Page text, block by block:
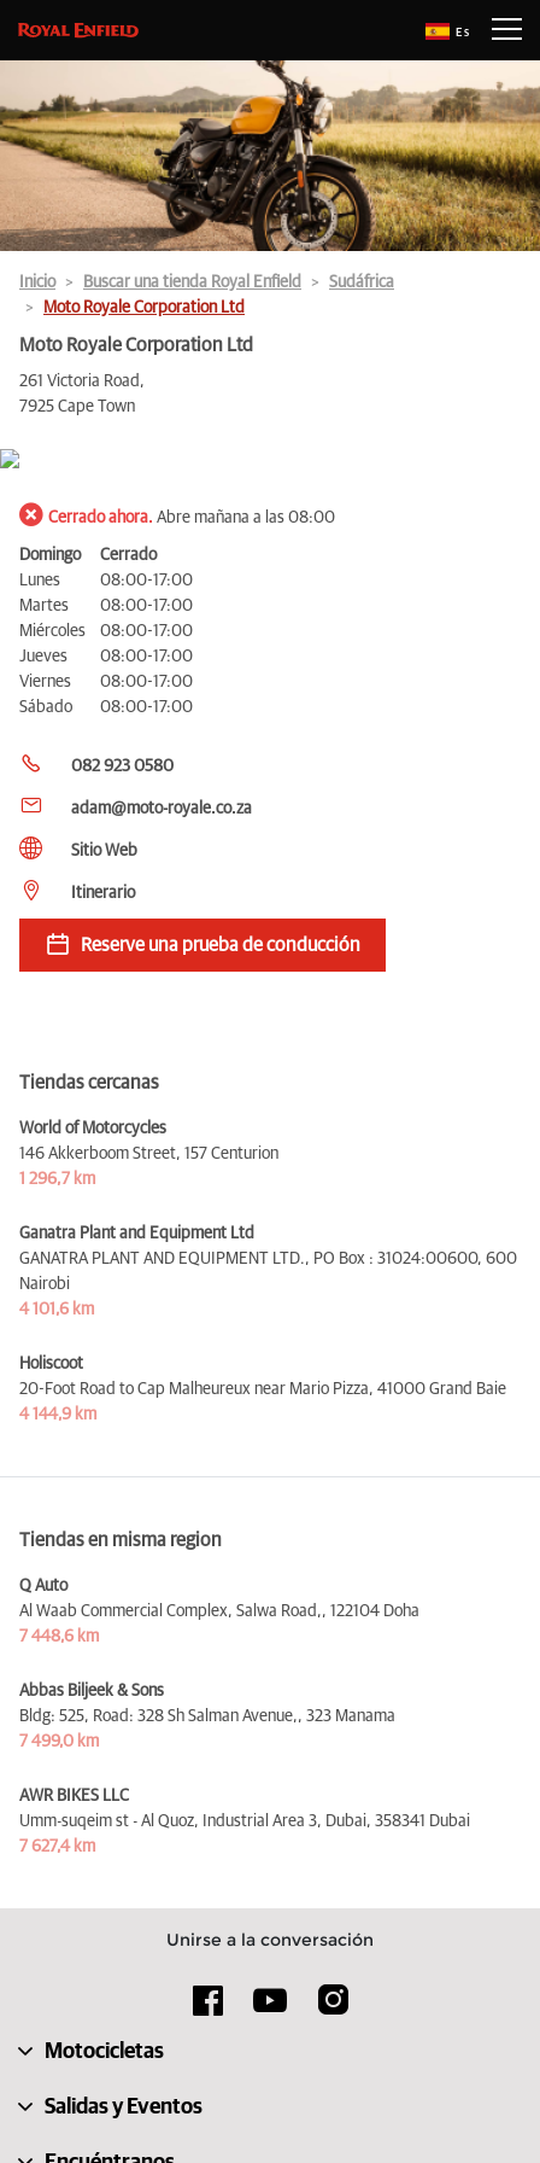
Es
Inicio Buscar una tienda Royal Enfield
Sudáfrica
Moto Royale Corporation Ltd
Moto Royale Corporation Ltd
261 Victoria Road,
7925 Cape Town
Cerrado ahora. Abre mañana a las 08:00
Domingo
Cerrado
Lunes
08:00-17:00
Martes
08:00-17:00
Miércoles
08:00-17:00
Jueves
08:00-17:00
Viernes
08:00-17:00
Sábado
08:00-17:00
082 923 0580
adam@moto-royale.co.za
Sitio Web
Itinerario
Reserve una prueba de conducción
Tiendas cercanas
World of Motorcycles
146 Akkerboom Street, 157 Centurion
1 296,7 km
Ganatra Plant and Equipment Ltd
GANATRA PLANT AND EQUIPMENT LTD., PO Box : 31024:00600, 600
Nairobi
4 101,6 km
Holiscoot
20-Foot Road to Cap Malheureux near Mario Pizza, 41000 Grand Baie
4 144,9 km
Tiendas en misma region
Q Auto
Al Waab Commercial Complex, Salwa Road,, 122104 Doha
7 448,6 km
Abbas Biljeek & Sons
Bldg: 525, Road: 328 Sh Salman Avenue,, 323 Manama
7 499,0 km
AWR BIKES LLC
Umm-suqeim st - Al Quoz, Industrial Area 3, Dubai, 358341 Dubai
7 627,4 km
Unirse a la conversación
Motocicletas
Salidas y Eventos